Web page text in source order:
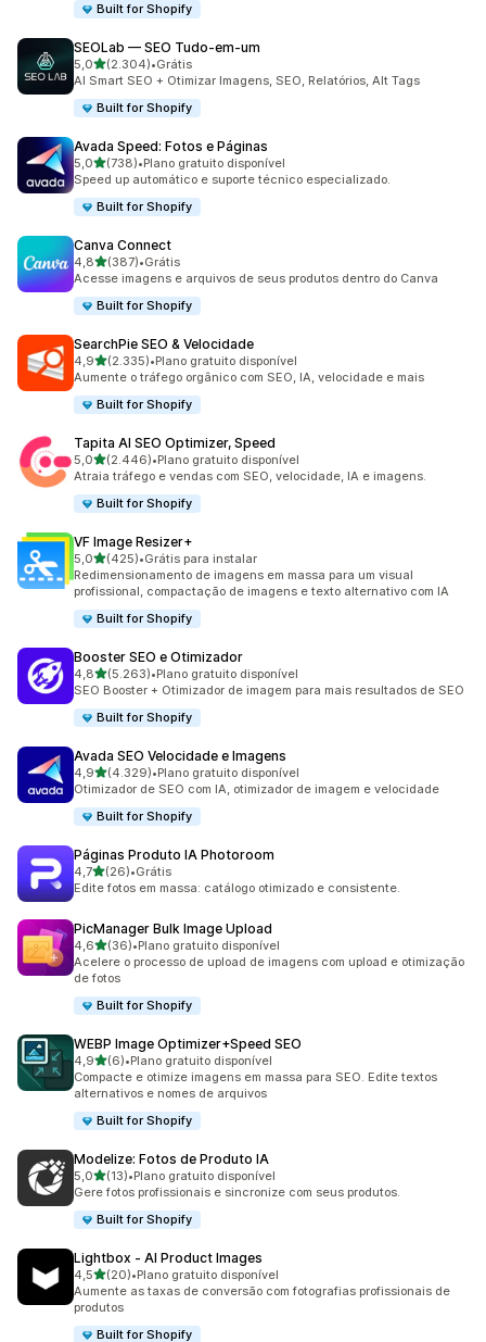
Built for Shopify
SEOLab — SEO Tudo‑em‑um
5,0de 5 estrelas
(2.304)
2304 avaliações ao todo
•Grátis
AI Smart SEO + Otimizar Imagens, SEO, Relatórios, Alt Tags
Built for Shopify
Avada Speed: Fotos e Páginas
5,0de 5 estrelas
(738)
738 avaliações ao todo
•Plano gratuito disponível
Speed up automático e suporte técnico especializado.
Built for Shopify
Canva Connect
4,8de 5 estrelas
(387)
387 avaliações ao todo
•Grátis
Acesse imagens e arquivos de seus produtos dentro do Canva
Built for Shopify
SearchPie SEO & Velocidade
4,9de 5 estrelas
(2.335)
2335 avaliações ao todo
•Plano gratuito disponível
Aumente o tráfego orgânico com SEO, IA, velocidade e mais
Built for Shopify
Tapita AI SEO Optimizer, Speed
5,0de 5 estrelas
(2.446)
2446 avaliações ao todo
•Plano gratuito disponível
Atraia tráfego e vendas com SEO, velocidade, IA e imagens.
Built for Shopify
VF Image Resizer+
5,0de 5 estrelas
(425)
425 avaliações ao todo
•Grátis para instalar
Redimensionamento de imagens em massa para um visual
profissional, compactação de imagens e texto alternativo com IA
Built for Shopify
Booster SEO e Otimizador
4,8de 5 estrelas
(5.263)
5263 avaliações ao todo
•Plano gratuito disponível
SEO Booster + Otimizador de imagem para mais resultados de SEO
Built for Shopify
Avada SEO Velocidade e Imagens
4,9de 5 estrelas
(4.329)
4329 avaliações ao todo
•Plano gratuito disponível
Otimizador de SEO com IA, otimizador de imagem e velocidade
Built for Shopify
Páginas Produto IA Photoroom
4,7de 5 estrelas
(26)
26 avaliações ao todo
•Grátis
Edite fotos em massa: catálogo otimizado e consistente.
PicManager Bulk Image Upload
4,6de 5 estrelas
(36)
36 avaliações ao todo
•Plano gratuito disponível
Acelere o processo de upload de imagens com upload e otimização
de fotos
Built for Shopify
WEBP Image Optimizer+Speed SEO
4,9de 5 estrelas
(6)
6 avaliações ao todo
•Plano gratuito disponível
Compacte e otimize imagens em massa para SEO. Edite textos
alternativos e nomes de arquivos
Built for Shopify
Modelize: Fotos de Produto IA
5,0de 5 estrelas
(13)
13 avaliações ao todo
•Plano gratuito disponível
Gere fotos profissionais e sincronize com seus produtos.
Built for Shopify
Lightbox ‑ AI Product Images
4,5de 5 estrelas
(20)
20 avaliações ao todo
•Plano gratuito disponível
Aumente as taxas de conversão com fotografias profissionais de
produtos
Built for Shopify